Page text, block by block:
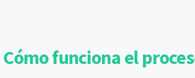
Cómo funciona el